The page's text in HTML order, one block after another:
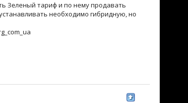
Зеленый тариф и по нему продавать
необходимо гибридную, но